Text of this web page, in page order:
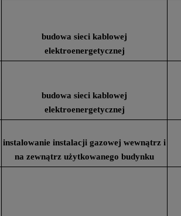
budowa sieci kablowej
elektroenergetycznej
budowa sieci kablowej
elektroenergetycznej
instalowanie instalacji gazowej wewnątrz i
na zewnątrz użytkowanego budynku